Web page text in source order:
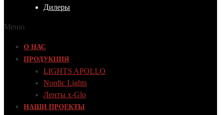
Дилеры
Меню
О НАС
ПРОДУКЦИЯ
LIGHTS APOLLO
Nordic Lights
Ленты x-Glo
НАШИ ПРОЕКТЫ